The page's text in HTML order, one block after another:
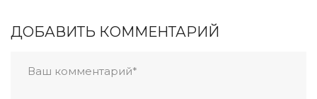
ДОБАВИТЬ КОММЕНТАРИЙ